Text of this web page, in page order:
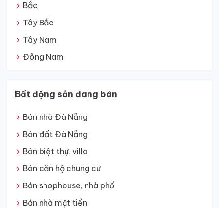
Bắc
Tây Bắc
Tây Nam
Đông Nam
Bất động sản đang bán
Bán nhà Đà Nẵng
Bán đất Đà Nẵng
Bán biệt thự, villa
Bán căn hộ chung cư
Bán shophouse, nhà phố
Bán nhà mặt tiền